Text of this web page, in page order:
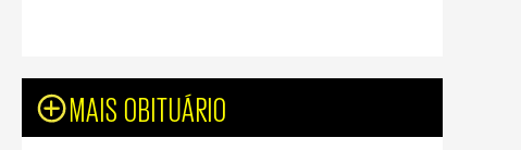
MAIS OBITUÁRIO